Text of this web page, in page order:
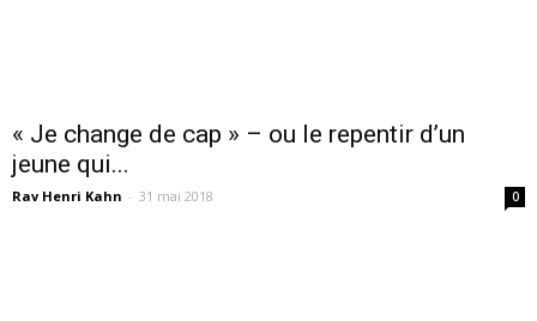
« Je change de cap » – ou le repentir d’un
jeune qui...
Rav Henri Kahn - 31 mai 2018 0